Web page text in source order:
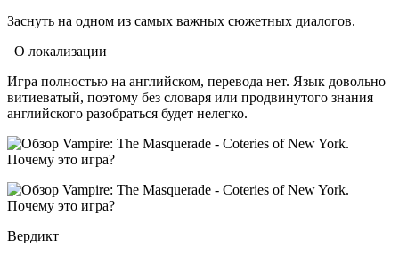
Заснуть на одном из самых важных сюжетных диалогов.
О локализации
Игра полностью на английском, перевода нет. Язык довольно
витиеватый, поэтому без словаря или продвинутого знания
английского разобраться будет нелегко.
Вердикт